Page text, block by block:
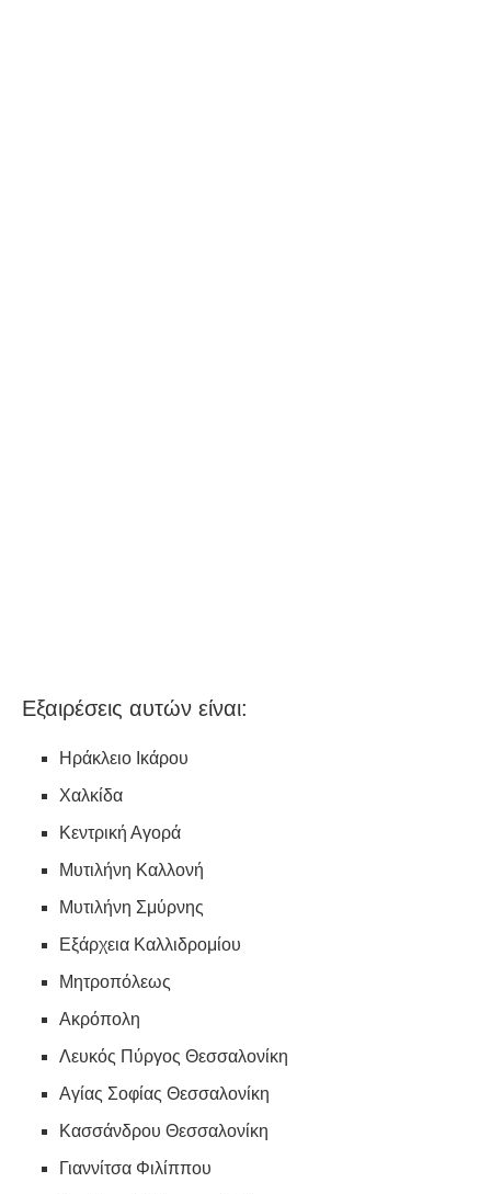
Εξαιρέσεις αυτών είναι:
Ηράκλειο Ικάρου
Χαλκίδα
Κεντρική Αγορά
Μυτιλήνη Καλλονή
Μυτιλήνη Σμύρνης
Εξάρχεια Καλλιδρομίου
Μητροπόλεως
Ακρόπολη
Λευκός Πύργος Θεσσαλονίκη
Αγίας Σοφίας Θεσσαλονίκη
Κασσάνδρου Θεσσαλονίκη
Γιαννίτσα Φιλίππου